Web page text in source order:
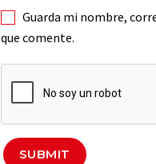
Guarda mi nombre,
que comente.